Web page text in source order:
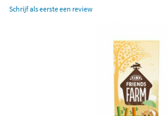
Schrijf als eerste een review